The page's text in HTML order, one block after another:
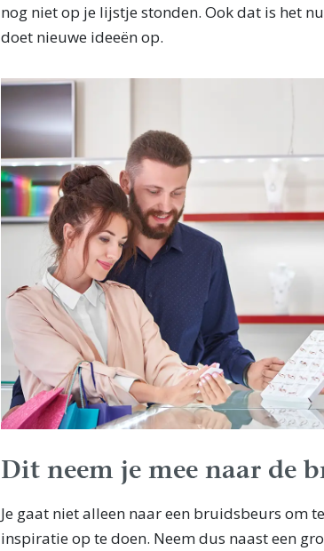
nog niet op je lijstje stonden. Ook dat is het
doet nieuwe ideeën op.
Dit neem je mee naar de
Je gaat niet alleen naar een bruidsbeurs om
inspiratie op te doen. Neem dus naast een